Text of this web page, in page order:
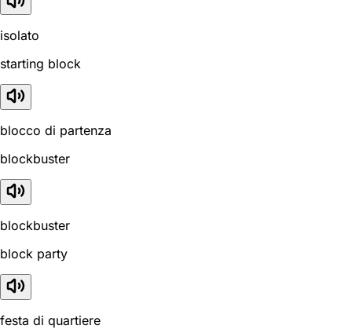
isolato
starting block
blocco di partenza
blockbuster
blockbuster
block party
festa di quartiere